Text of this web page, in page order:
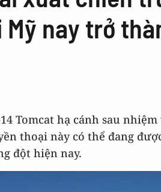
nay trở
Tomcat hạ cánh sau
thoại này có thể đang
đột hiện nay.